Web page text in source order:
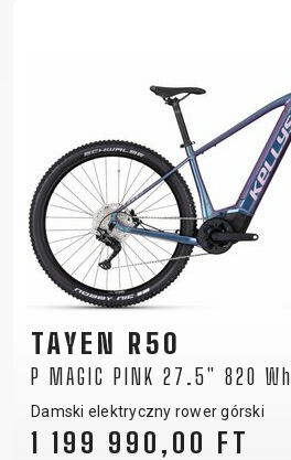
TAYEN R50
P MAGIC PINK 27.5" 820 Wh
Damski elektryczny rower górski
1 199 990,00 FT